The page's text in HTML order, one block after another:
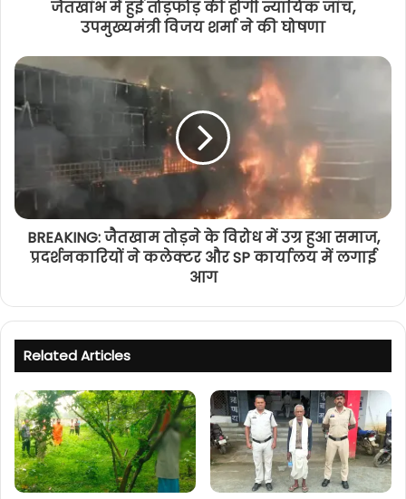
जैतखांभ में हुई तोड़फोड़ की होगी न्यायिक जांच,
उपमुख्यमंत्री विजय शर्मा ने की घोषणा
BREAKING: जैतखाम तोड़ने के विरोध में उग्र हुआ समाज,
प्रदर्शनकारियों ने कलेक्टर और SP कार्यालय में लगाई
आग
Related Articles